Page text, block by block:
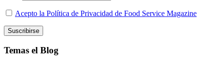
Acepto la Política de Privacidad de Food Service Magazine
Temas el Blog